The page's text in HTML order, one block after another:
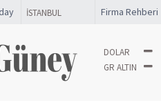
Firma Rehberi
DOLAR
GR ALTIN